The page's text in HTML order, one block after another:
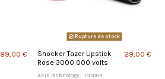
89,00 €
Rupture de stock
Shocker Tazer Lipstick
Rose 3000 000 volts
Akis Technology 100118R
29,00 €